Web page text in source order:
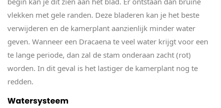
vlekken met gele randen. Deze bladeren kan je het beste
verwijderen en de kamerplant aanzienlijk minder water
geven. Wanneer een Dracaena te veel water krijgt voor een
te lange periode, dan zal de stam onderaan zacht (rot)
worden. In dit geval is het lastiger de kamerplant nog te
redden.
Watersysteem